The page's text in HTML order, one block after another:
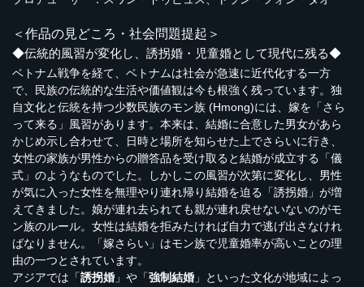
＜作品の見どころ・社会問題提起＞
◆伝統的風習が変化し、誘拐婚・児童婚として現代に残る◆
ベトナム戦争を経て、ベトナムは社会が急速に近代化する一方
で、民族の伝統的な生活や価値観は今も根強く残っています。独
自文化と伝統を持つ少数民族のモン族 (Hmong)には、嫁を「さら
って来る」風習があります。本来は、結婚に合意した男女があら
かじめ示し合わせて、日時と場所を知らせた上でさらいに行き、
女性の家族が男性からの贈答品を受け取ると結婚が成立する「儀
式」のようなものでした。しかしこの風習が次第に変化し、男性
が気に入った女性を無理やり連れ帰り結婚を迫る「誘拐婚」が増
えてきました。娘が連れ去られても親が連れ戻せないないのがモ
ン族のルール。女性は結婚を拒みたければ自力で逃げ出さなけれ
ばなりません。「嫁さらい」はモン族で児童婚率が高いことの理
由の一つとされています。
アジアでは「誘拐婚 」や「強制結婚 」といった文化が地域によっ